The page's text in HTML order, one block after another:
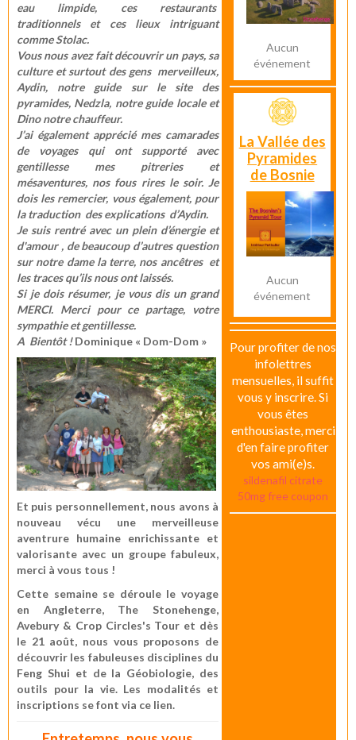
eau limpide, ces restaurants
traditionnels et ces lieux intriguant
comme Stolac.
Vous nous avez fait découvrir un pays, sa
culture et surtout des gens merveilleux,
Aydin, notre guide sur le site des
pyramides, Nedzla, notre guide locale et
Dino notre chauffeur.
J’ai également apprécié mes camarades
de voyages qui ont supporté avec
gentillesse mes pitreries et
mésaventures, nos fous rires le soir. Je
dois les remercier, vous également, pour
la traduction des explications d’Aydin.
Je suis rentré avec un plein d’énergie et
d'amour , de beaucoup d’autres question
sur notre dame la terre, nos ancêtres et
les traces qu’ils nous ont laissés.
Si je dois résumer, je vous dis un grand
MERCI. Merci pour ce partage, votre
sympathie et gentillesse.
A Bientôt !Dominique « Dom-Dom »
Et puis personnellement, nous avons à
nouveau vécu une merveilleuse
aventrure humaine enrichissante et
valorisante avec un groupe fabuleux,
merci à vous tous !
Cette semaine se déroule le voyage
en Angleterre, The Stonehenge,
Avebury & Crop Circles's Tour et dès
le 21 août, nous vous proposons de
découvrir les fabuleuses disciplines du
Feng Shui et de la Géobiologie, des
outils pour la vie. Les modalités et
inscriptions se font via ce lien.
Aucun
événement
La Vallée des
Pyramides
de Bosnie
Aucun
événement
Pour profiter de nos
infolettres
mensuelles, il suffit
vous y inscrire. Si
vous êtes
enthousiaste, merci
d'en faire profiter
vos ami(e)s.
sildenafil citrate
50mg free coupon